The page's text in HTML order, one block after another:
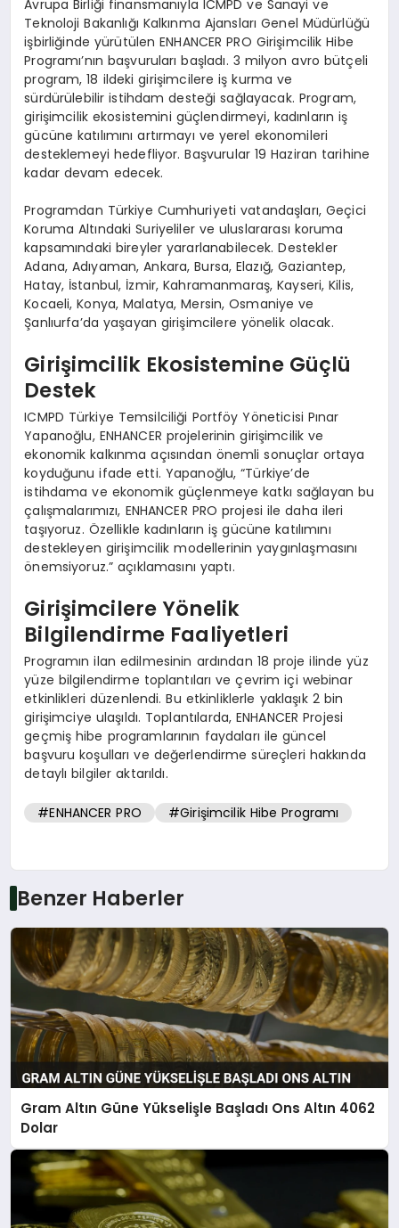
Avrupa Birliği finansmanıyla ICMPD ve Sanayi ve
Teknoloji Bakanlığı Kalkınma Ajansları Genel Müdürlüğü
işbirliğinde yürütülen ENHANCER PRO Girişimcilik Hibe
Programı’nın başvuruları başladı. 3 milyon avro bütçeli
program, 18 ildeki girişimcilere iş kurma ve
sürdürülebilir istihdam desteği sağlayacak. Program,
girişimcilik ekosistemini güçlendirmeyi, kadınların iş
gücüne katılımını artırmayı ve yerel ekonomileri
desteklemeyi hedefliyor. Başvurular 19 Haziran tarihine
kadar devam edecek.
Programdan Türkiye Cumhuriyeti vatandaşları, Geçici
Koruma Altındaki Suriyeliler ve uluslararası koruma
kapsamındaki bireyler yararlanabilecek. Destekler
Adana, Adıyaman, Ankara, Bursa, Elazığ, Gaziantep,
Hatay, İstanbul, İzmir, Kahramanmaraş, Kayseri, Kilis,
Kocaeli, Konya, Malatya, Mersin, Osmaniye ve
Şanlıurfa’da yaşayan girişimcilere yönelik olacak.
Girişimcilik Ekosistemine Güçlü
Destek
ICMPD Türkiye Temsilciliği Portföy Yöneticisi Pınar
Yapanoğlu, ENHANCER projelerinin girişimcilik ve
ekonomik kalkınma açısından önemli sonuçlar ortaya
koyduğunu ifade etti. Yapanoğlu, “Türkiye’de
istihdama ve ekonomik güçlenmeye katkı sağlayan bu
çalışmalarımızı, ENHANCER PRO projesi ile daha ileri
taşıyoruz. Özellikle kadınların iş gücüne katılımını
destekleyen girişimcilik modellerinin yaygınlaşmasını
önemsiyoruz.” açıklamasını yaptı.
Girişimcilere Yönelik
Bilgilendirme Faaliyetleri
Programın ilan edilmesinin ardından 18 proje ilinde yüz
yüze bilgilendirme toplantıları ve çevrim içi webinar
etkinlikleri düzenlendi. Bu etkinliklerle yaklaşık 2 bin
girişimciye ulaşıldı. Toplantılarda, ENHANCER Projesi
geçmiş hibe programlarının faydaları ile güncel
başvuru koşulları ve değerlendirme süreçleri hakkında
detaylı bilgiler aktarıldı.
#ENHANCER PRO #Girişimcilik Hibe Programı
Benzer Haberler
Gram Altın Güne Yükselişle Başladı Ons Altın 4062
Dolar